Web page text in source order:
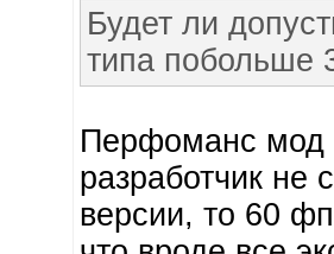
Будет ли
типа
Перфоманс мод
разработчик не
версии, то 60